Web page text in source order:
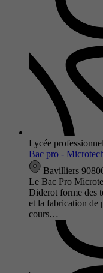
Lycée
Bac pro -
Bavilliers
Le Bac Pro
Diderot forme des
et la fabrication de
cours…